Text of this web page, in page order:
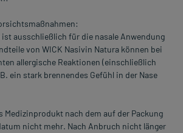
ist ausschließlich für die nasale Anwendung
von WICK Nasivin Natura können bei
allergische Reaktionen (einschließlich
ein stark brennendes Gefühl in der Nase
Medizinprodukt nach dem auf der Packung
nicht mehr. Nach Anbruch nicht länger